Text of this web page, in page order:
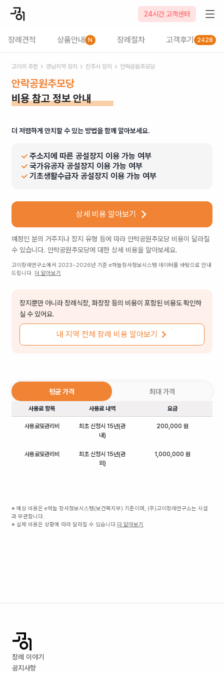
24시간 고객센터
장례견적 상품안내 N 장례절차 고객후기 2428
고이의 추천 경남지역 장지 진주시 장지 안락공원추모당
안락공원추모당
비용 참고 정보 안내
더 저렴하게 안치할 수 있는 방법을 함께 알아보세요.
주소지에 따른 공설장지 이용 가능 여부
국가유공자 공설장지 이용 가능 여부
기초생활수급자 공설장지 이용 가능 여부
상세 비용 알아보기
예정인 분의 거주지나 장지 유형 등에 따라 안락공원추모당 비용이 달라질
수 있습니다. 안락공원추모당에 대한 상세 비용을 알아보세요.
고이장례연구소에서 2023~2026년 기준 e하늘장사정보시스템 데이터를 바탕으로 안내
드립니다. 더 알아보기
장지뿐만 아니라 장례식장, 화장장 등의 비용이 포함된 비용도 확인하
실 수 있어요.
내 지역 전체 장례 비용 알아보기
평균 가격 최대 가격
사용료 항목 사용료 내역 요금
사용료및관리비
최초 신청시 15년(관
내)
200,000 원
사용료및관리비
최초 신청시 15년(관
외)
1,000,000 원
※ 예상 비용은 e하늘 장사정보시스템(보건복지부) 기준이며, (주)고이장례연구소는 시설
과 무관합니다.
※ 실제 비용은 상황에 따라 달라질 수 있습니다.더 알아보기
장례 이야기
공지사항